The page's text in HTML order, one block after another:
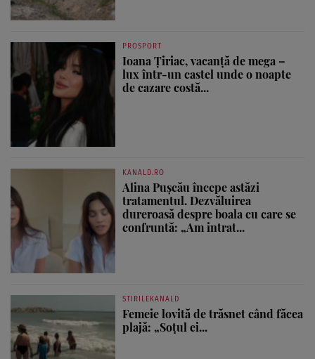
PROSPORT
Ioana Țiriac, vacanță de mega –
lux într-un castel unde o noapte
de cazare costă...
KANALD.RO
Alina Pușcău începe astăzi
tratamentul. Dezvăluirea
dureroasă despre boala cu care se
confruntă: „Am intrat...
STIRILEKANALD
Femeie lovită de trăsnet când făcea
plajă: „Soțul ei...